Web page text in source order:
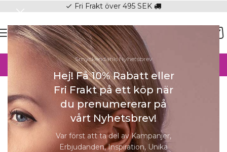
Smyckendahls Nyhetsbrev
Hej! Få 10% Rabatt eller
Fri Frakt på ett köp när
du prenumererar på
vårt Nyhetsbrev!
Var först att ta del av Kampanjer,
Erbjudanden, Inspiration, Unika
check Fri Frakt över 495 SEK
SOMMAR-REA HOS SMYCKENDAHLS,
UPP TILL 25%
Örhängen Örhängen Dam
-25%
Förstora